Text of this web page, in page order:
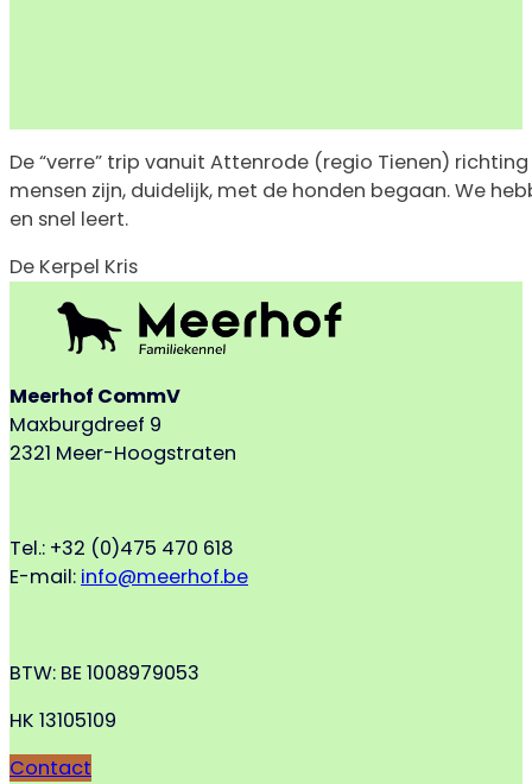
De “verre” trip vanuit Attenrode (regio Tienen)
mensen zijn, duidelijk, met de honden begaan. We
en snel leert.
De Kerpel Kris
Meerhof CommV
Maxburgdreef 9
2321 Meer-Hoogstraten
Tel.: +32 (0)475 470 618
E-mail: info@meerhof.be
BTW: BE 1008979053
HK 13105109
Contact